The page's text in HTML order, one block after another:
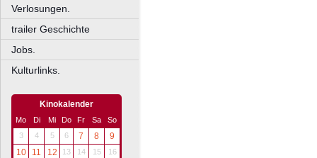
Verlosungen.
trailer Geschichte
Jobs.
Kulturlinks.
Kinokalender
Mo Di Mi Do Fr Sa
So
3
4 5 6 7 8
9
10
11 12 13 14 15 16